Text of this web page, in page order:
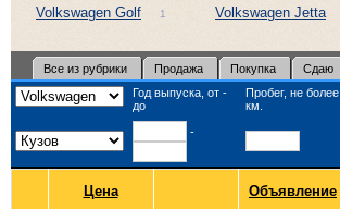
Volkswagen Golf 1 Volkswagen Jetta
Все из рубрики Продажа Покупка Сдаю
Год выпуска, от -
до
Пробег, не более,
км.
-
Цена Объявление